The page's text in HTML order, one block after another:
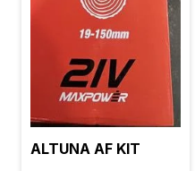
ALTUNA AF KIT